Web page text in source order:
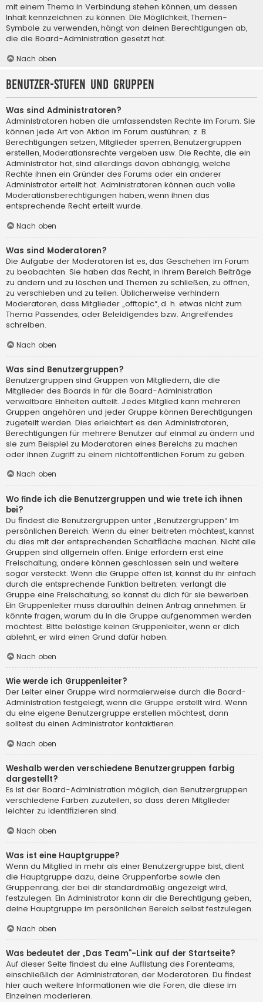
mit einem Thema in Verbindung stehen können, um dessen
Inhalt kennzeichnen zu können. Die Möglichkeit, Themen-
Symbole zu verwenden, hängt von deinen Berechtigungen ab,
die die Board-Administration gesetzt hat.
Nach oben
Benutzer-Stufen und Gruppen
Was sind Administratoren?
Administratoren haben die umfassendsten Rechte im Forum. Sie
können jede Art von Aktion im Forum ausführen; z. B.
Berechtigungen setzen, Mitglieder sperren, Benutzergruppen
erstellen, Moderationsrechte vergeben usw. Die Rechte, die ein
Administrator hat, sind allerdings davon abhängig, welche
Rechte ihnen ein Gründer des Forums oder ein anderer
Administrator erteilt hat. Administratoren können auch volle
Moderationsberechtigungen haben, wenn ihnen das
entsprechende Recht erteilt wurde.
Nach oben
Was sind Moderatoren?
Die Aufgabe der Moderatoren ist es, das Geschehen im Forum
zu beobachten. Sie haben das Recht, in ihrem Bereich Beiträge
zu ändern und zu löschen und Themen zu schließen, zu öffnen,
zu verschieben und zu teilen. Üblicherweise verhindern
Moderatoren, dass Mitglieder „offtopic“, d. h. etwas nicht zum
Thema Passendes, oder Beleidigendes bzw. Angreifendes
schreiben.
Nach oben
Was sind Benutzergruppen?
Benutzergruppen sind Gruppen von Mitgliedern, die die
Mitglieder des Boards in für die Board-Administration
verwaltbare Einheiten aufteilt. Jedes Mitglied kann mehreren
Gruppen angehören und jeder Gruppe können Berechtigungen
zugeteilt werden. Dies erleichtert es den Administratoren,
Berechtigungen für mehrere Benutzer auf einmal zu ändern und
sie zum Beispiel zu Moderatoren eines Bereichs zu machen
oder ihnen Zugriff zu einem nichtöffentlichen Forum zu geben.
Nach oben
Wo finde ich die Benutzergruppen und wie trete ich ihnen
bei?
Du findest die Benutzergruppen unter „Benutzergruppen“ im
persönlichen Bereich. Wenn du einer beitreten möchtest, kannst
du dies mit der entsprechenden Schaltfläche machen. Nicht alle
Gruppen sind allgemein offen. Einige erfordern erst eine
Freischaltung, andere können geschlossen sein und weitere
sogar versteckt. Wenn die Gruppe offen ist, kannst du ihr einfach
durch die entsprechende Funktion beitreten; verlangt die
Gruppe eine Freischaltung, so kannst du dich für sie bewerben.
Ein Gruppenleiter muss daraufhin deinen Antrag annehmen. Er
könnte fragen, warum du in die Gruppe aufgenommen werden
möchtest. Bitte belästige keinen Gruppenleiter, wenn er dich
ablehnt, er wird einen Grund dafür haben.
Nach oben
Wie werde ich Gruppenleiter?
Der Leiter einer Gruppe wird normalerweise durch die Board-
Administration festgelegt, wenn die Gruppe erstellt wird. Wenn
du eine eigene Benutzergruppe erstellen möchtest, dann
solltest du einen Administrator kontaktieren.
Nach oben
Weshalb werden verschiedene Benutzergruppen farbig
dargestellt?
Es ist der Board-Administration möglich, den Benutzergruppen
verschiedene Farben zuzuteilen, so dass deren Mitglieder
leichter zu identifizieren sind.
Nach oben
Was ist eine Hauptgruppe?
Wenn du Mitglied in mehr als einer Benutzergruppe bist, dient
die Hauptgruppe dazu, deine Gruppenfarbe sowie den
Gruppenrang, der bei dir standardmäßig angezeigt wird,
festzulegen. Ein Administrator kann dir die Berechtigung geben,
deine Hauptgruppe im persönlichen Bereich selbst festzulegen.
Nach oben
Was bedeutet der „Das Team“-Link auf der Startseite?
Auf dieser Seite findest du eine Auflistung des Forenteams,
einschließlich der Administratoren, der Moderatoren. Du findest
hier auch weitere Informationen wie die Foren, die diese im
Einzelnen moderieren.